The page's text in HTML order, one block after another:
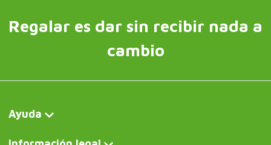
Regalar es dar sin recibir nada a
cambio
Ayuda